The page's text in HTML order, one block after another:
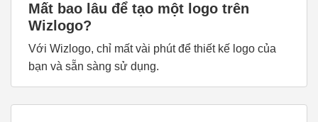
Mất bao lâu để tạo một logo trên
Wizlogo?
Với Wizlogo, chỉ mất vài phút để thiết kế logo của
bạn và sẵn sàng sử dụng.